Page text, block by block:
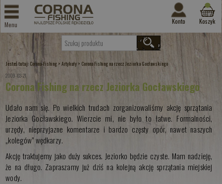
Menu Konto Koszyk
Jesteś tutaj: Corona-Fishing >Artykuły > Corona Fishing na rzecz Jeziorka Gocławskiego
2009-03-21
Corona Fishing na rzecz Jeziorka Gocławskiego
Udało nam się. Po wielkich trudach zorganizowaliśmy akcję sprzątania
Jeziorka Gocławskiego. Wierzcie mi, nie było to łatwe. Formalności,
urzędy, nieprzyjazne komentarze i bardzo częsty opór, nawet naszych
„kolegów” wędkarzy.
Akcję traktujemy jako duży sukces. Jeziorko będzie czyste. Mam nadzieję,
że na długo. Zapraszamy już dziś na kolejną akcję sprzątania miejskiej
wody.